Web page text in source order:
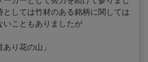
としては竹材のある銘柄に関しては
いこともありましたが
あり花の山」